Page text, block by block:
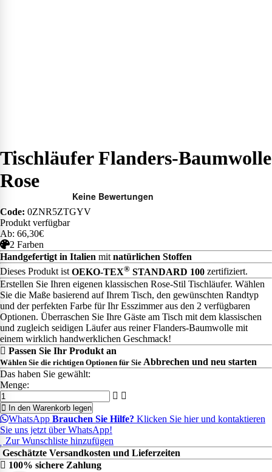
Tischläufer Flanders-Baumwolle
Rose
Code: 0ZNR5ZTGYV
Produkt verfügbar
Ab: 66,30€
2 Farben
Handgefertigt in Italien mitnatürlichen Stoffen
Dieses Produkt istOEKO-TEX® STANDARD 100 zertifiziert.
Erstellen Sie Ihren eigenen klassischen Rose-Stil Tischläufer. Wählen
Sie die Maße basierend auf Ihrem Tisch, den gewünschten Randtyp
und der perfekten Farbe für Ihr Esszimmer aus den 2 verfügbaren
Optionen. Überraschen Sie Ihre Gäste am Tisch mit dem klassischen
und zugleich seidigen Läufer aus reiner Flanders-Baumwolle mit
einem wirklich handwerklichen Geschmack!
Passen Sie Ihr Produkt an
Wählen Sie die richtigen Optionen für Sie Abbrechen und neu starten
Das haben Sie gewählt:
Menge:
In den Warenkorb legen
WhatsApp Brauchen Sie Hilfe? Klicken Sie hier und kontaktieren
Sie uns jetzt über WhatsApp!
Zur Wunschliste hinzufügen
Geschätzte Versandkosten und Lieferzeiten
100% sichere Zahlung